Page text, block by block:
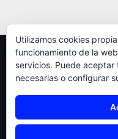
Utilizamos cookies
funcionamiento de la
servicios. Puede
necesarias o configurar